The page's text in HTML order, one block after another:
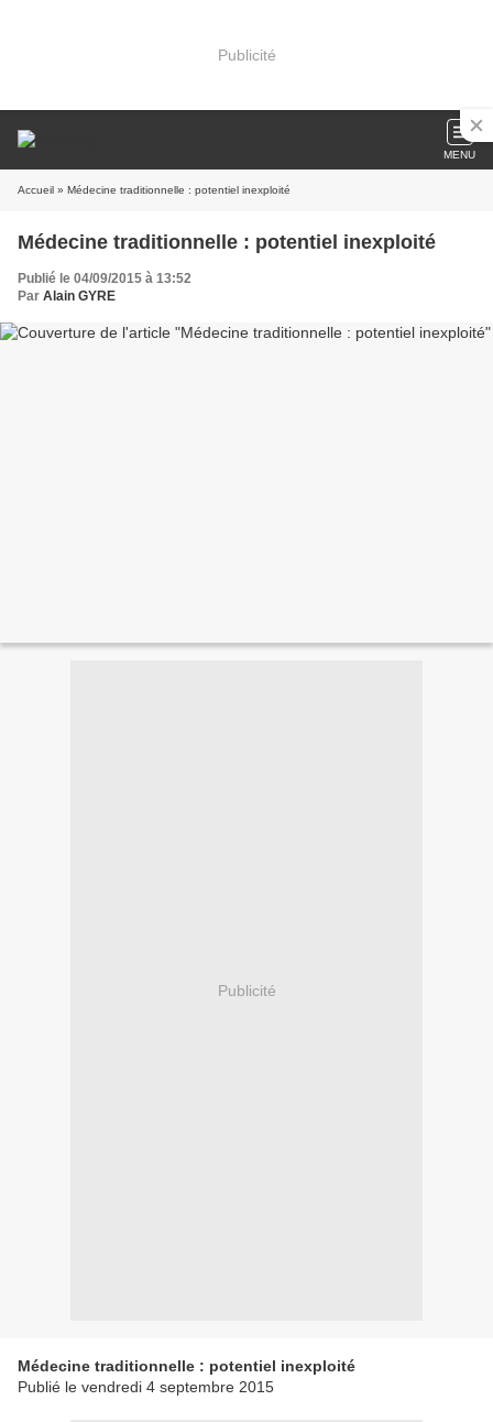
Publicité
MENU
Accueil » Médecine traditionnelle : potentiel inexploité
Médecine traditionnelle : potentiel inexploité
Publié le 04/09/2015 à 13:52
Par Alain GYRE
Publicité
Médecine traditionnelle : potentiel inexploité
Publié le vendredi 4 septembre 2015